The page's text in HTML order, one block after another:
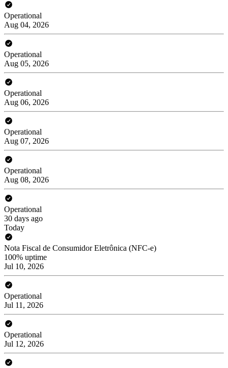
Operational
Aug 04, 2026
Operational
Aug 05, 2026
Operational
Aug 06, 2026
Operational
Aug 07, 2026
Operational
Aug 08, 2026
Operational
30 days ago
Today
Nota Fiscal de Consumidor Eletrônica (NFC-e)
100% uptime
Jul 10, 2026
Operational
Jul 11, 2026
Operational
Jul 12, 2026